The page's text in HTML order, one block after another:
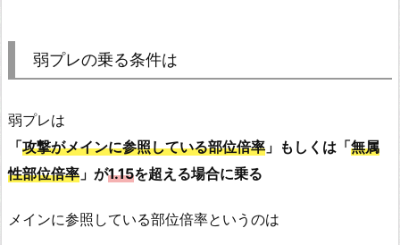
弱プレの乗る条件は
弱プレは
「攻撃がメインに参照している部位倍率 」もしくは「無属
性部位倍率 」が1.15を超える場合に乗る
メインに参照している部位倍率というのは